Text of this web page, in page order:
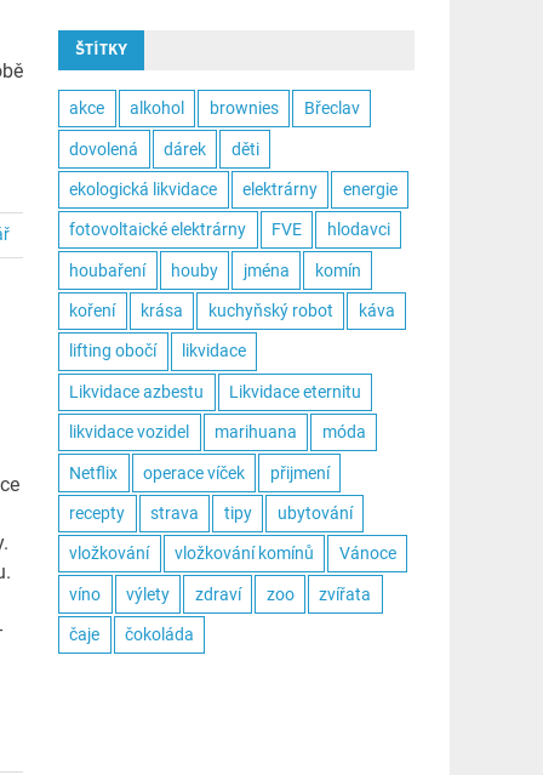
ŠTÍTKY
akce alkohol brownies Břeclav
dovolená dárek děti
ekologická likvidace elektrárny energie
fotovoltaické elektrárny FVE hlodavci
houbaření houby jména komín
koření krása kuchyňský robot káva
lifting obočí likvidace
Likvidace azbestu Likvidace eternitu
likvidace vozidel marihuana móda
Netflix operace víček přijmení
recepty strava tipy ubytování
vložkování vložkování komínů Vánoce
víno výlety zdraví zoo zvířata
čaje čokoláda